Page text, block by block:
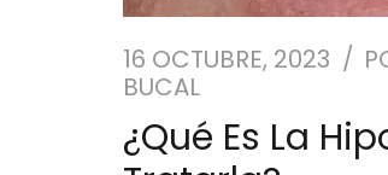
16 OCTUBRE, 2023
BUCAL
¿Qué Es La